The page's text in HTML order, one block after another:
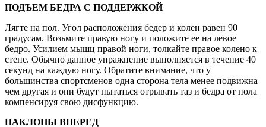
ПОДЪЕМ БЕДРА С ПОДДЕРЖКОЙ
Лягте на пол. Угол расположения бедер и колен равен 90
градусам. Возьмите правую ногу и положите ее на левое
бедро. Усилием мышц правой ноги, толкайте правое колено к
стене. Обычно данное упражнение выполняется в течение 40
секунд на каждую ногу. Обратите внимание, что у
большинства спортсменов одна сторона тела менее подвижна
чем другая и они будут пытаться отрывать таз и бедра от пола
компенсируя свою дисфункцию.
НАКЛОНЫ ВПЕРЕД